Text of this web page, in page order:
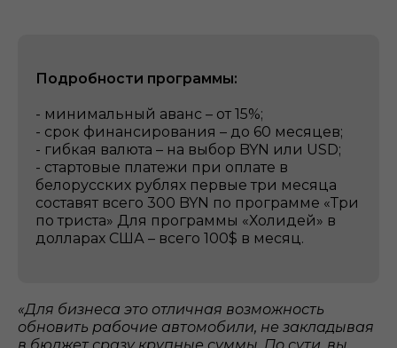
Подробности программы:
- минимальный аванс – от 15%;
- срок финансирования – до 60 месяцев;
- гибкая валюта – на выбор BYN или USD;
- стартовые платежи при оплате в
белорусских рублях первые три месяца
составят всего 300 BYN по программе «Три
по триста» Для программы «Холидей» в
долларах США – всего 100$ в месяц.
«Для бизнеса это отличная возможность
обновить рабочие автомобили, не закладывая